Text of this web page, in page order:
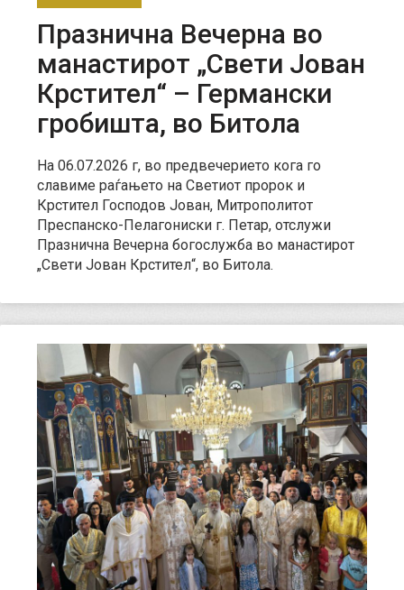
Празнична Вечерна во
манастирот „Свети Јован
Крстител“ – Германски
гробишта, во Битола
На 06.07.2026 г, во предвечерието кога го
славиме раѓањето на Светиот пророк и
Крстител Господов Јован, Митрополитот
Преспанско-Пелагониски г. Петар, отслужи
Празнична Вечерна богослужба во манастирот
„Свети Јован Крстител“, во Битола.